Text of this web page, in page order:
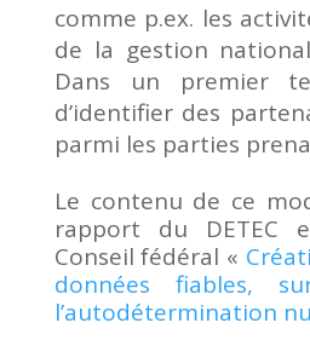
comme p.ex. les
de la gestion
Dans un premier
d’identifier des
parmi les parties
Le contenu de ce
rapport du DETEC
Conseil fédéral «
données fiables,
l’autodétermination